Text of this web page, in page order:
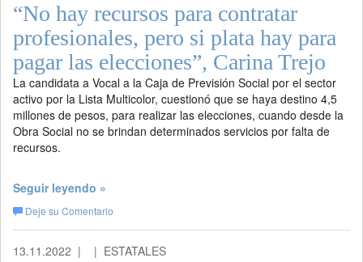
“No hay recursos para contratar
profesionales, pero si plata hay para
pagar las elecciones”, Carina Trejo
La candidata a Vocal a la Caja de Previsión Social por el sector
activo por la Lista Multicolor, cuestionó que se haya destino 4,5
millones de pesos, para realizar las elecciones, cuando desde la
Obra Social no se brindan determinados servicios por falta de
recursos.
Seguir leyendo »
Deje su Comentario
13.11.2022 | | ESTATALES